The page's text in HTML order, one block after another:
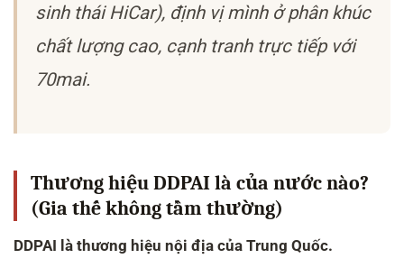
sinh thái HiCar), định vị mình ở phân khúc
chất lượng cao, cạnh tranh trực tiếp với
70mai.
Thương hiệu DDPAI là của nước nào?
(Gia thế không tầm thường)
DDPAI là thương hiệu nội địa của Trung Quốc.